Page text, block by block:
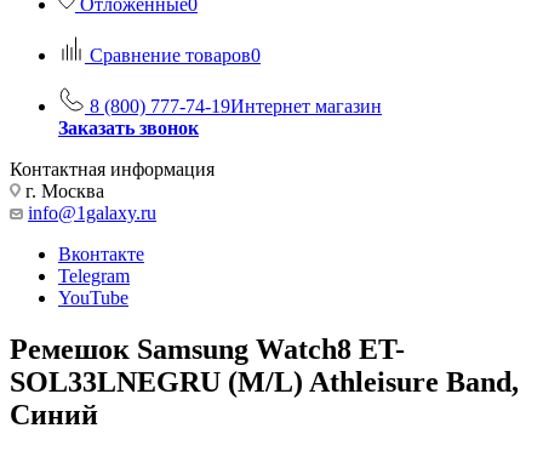
Отложенные0
Сравнение товаров0
8 (800) 777-74-19Интернет магазин
Заказать звонок
Контактная информация
г. Москва
info@1galaxy.ru
Вконтакте
Telegram
YouTube
Ремешок Samsung Watch8 ET-
SOL33LNEGRU (M/L) Athleisure Band,
Синий